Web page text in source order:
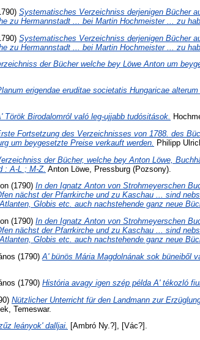
Systematisches Verzeichniss derjenigen Bücher
zu Hermannstadt ... bei Martin Hochmeister ... zu
Systematisches Verzeichniss derjenigen Bücher
zu Hermannstadt ... bei Martin Hochmeister ... zu
der Bücher welche bey Löwe Anton um
erigendae eruditae societatis Hungaricae alterum
Török Birodalomról való leg-ujjabb tudósitások.
Fortsetzung des Verzeichnisses von 1788. des
um beygesetzte Preise verkauft werden.
Philipp
der Bücher, welche bey Anton Löwe,
: A-L ; M-Z. Anton Löwe, Pressburg (Pozsony).
(1790) In den Ignatz Anton von Strohmeyerschen
nächst der Pfarrkirche und zu Kaschau ... sind
Globis etc. auch nachstehende ganz neue
(1790) In den Ignatz Anton von Strohmeyerschen
nächst der Pfarrkirche und zu Kaschau ... sind
Globis etc. auch nachstehende ganz neue
(1790) A' bünös Mária Magdolnának sok büneiből
(1790) História avagy igen szép példa A' tékozló
Nützlicher Unterricht für den Landmann zur
Temeswar.
leányok' dalljai. [Ambró Ny.?], [Vác?].